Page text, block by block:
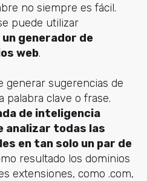
no siempre es fácil.
puede utilizar
un generador de
web.
generar sugerencias de
palabra clave o frase.
de inteligencia
analizar todas las
en tan solo un par de
resultado los dominios
extensiones, como .com,